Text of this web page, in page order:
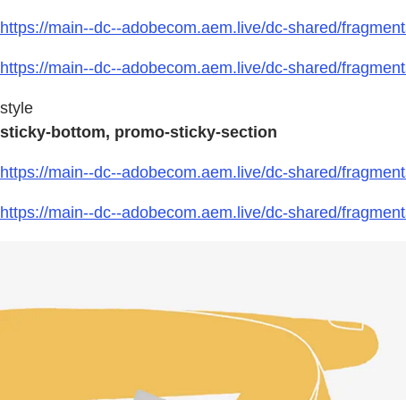
https://main--dc--adobecom.aem.live/dc-shared/
https://main--dc--adobecom.aem.live/dc-shared/
style
sticky-bottom, promo-sticky-section
https://main--dc--adobecom.aem.live/dc-shared/
https://main--dc--adobecom.aem.live/dc-shared/